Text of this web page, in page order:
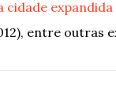
expandida
entre outras